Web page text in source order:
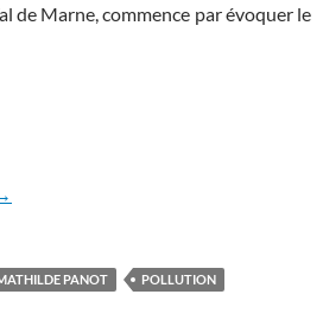
de Marne, commence par évoquer le
D’abord le droit à l’eau
PANOT
POLLUTION